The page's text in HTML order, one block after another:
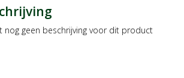
geen beschrijving voor dit product